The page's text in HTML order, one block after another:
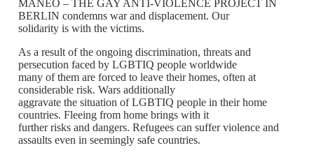
MANEO – THE GAY ANTI-VIOLENCE PROJECT IN
BERLIN condemns war and displacement. Our
solidarity is with the victims.
As a result of the ongoing discrimination, threats and
persecution faced by LGBTIQ people worldwide
many of them are forced to leave their homes, often at
considerable risk. Wars additionally
aggravate the situation of LGBTIQ people in their home
countries. Fleeing from home brings with it
further risks and dangers. Refugees can suffer violence and
assaults even in seemingly safe countries.